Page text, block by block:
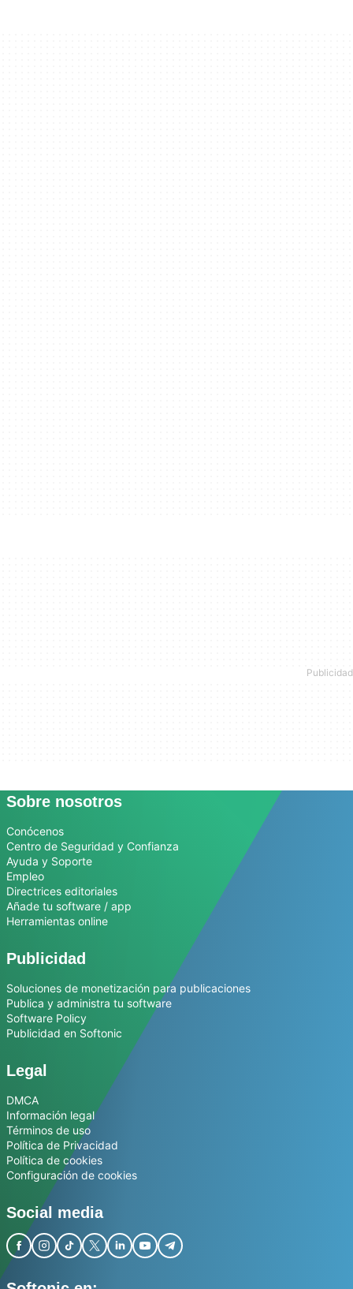
Sobre nosotros
Conócenos
Centro de Seguridad y Confianza
Ayuda y Soporte
Empleo
Directrices editoriales
Añade tu software / app
Herramientas online
Publicidad
Soluciones de monetización para publicaciones
Publica y administra tu software
Software Policy
Publicidad en Softonic
Legal
DMCA
Información legal
Términos de uso
Política de Privacidad
Política de cookies
Configuración de cookies
Social media